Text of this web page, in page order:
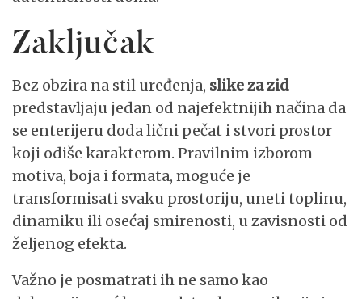
Zaključak
Bez obzira na stil uređenja, slike za zid
predstavljaju jedan od najefektnijih načina da
se enterijeru doda lični pečat i stvori prostor
koji odiše karakterom. Pravilnim izborom
motiva, boja i formata, moguće je
transformisati svaku prostoriju, uneti toplinu,
dinamiku ili osećaj smirenosti, u zavisnosti od
željenog efekta.
Važno je posmatrati ih ne samo kao